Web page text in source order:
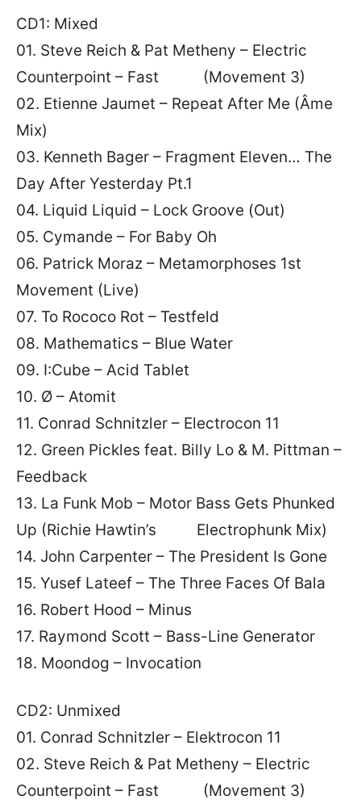
CD1: Mixed
01. Steve Reich & Pat Metheny – Electric
Counterpoint – Fast (Movement 3)
02. Etienne Jaumet – Repeat After Me (Âme
Mix)
03. Kenneth Bager – Fragment Eleven… The
Day After Yesterday Pt.1
04. Liquid Liquid – Lock Groove (Out)
05. Cymande – For Baby Oh
06. Patrick Moraz – Metamorphoses 1st
Movement (Live)
07. To Rococo Rot – Testfeld
08. Mathematics – Blue Water
09. I:Cube – Acid Tablet
10. Ø – Atomit
11. Conrad Schnitzler – Electrocon 11
12. Green Pickles feat. Billy Lo & M. Pittman –
Feedback
13. La Funk Mob – Motor Bass Gets Phunked
Up (Richie Hawtin’s Electrophunk Mix)
14. John Carpenter – The President Is Gone
15. Yusef Lateef – The Three Faces Of Bala
16. Robert Hood – Minus
17. Raymond Scott – Bass-Line Generator
18. Moondog – Invocation
CD2: Unmixed
01. Conrad Schnitzler – Elektrocon 11
02. Steve Reich & Pat Metheny – Electric
Counterpoint – Fast (Movement 3)